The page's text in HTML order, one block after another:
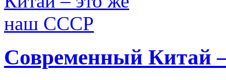
Современный Китай